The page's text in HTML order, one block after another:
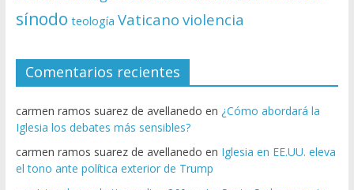
sínodo teología Vaticano violencia
Comentarios recientes
carmen ramos suarez de avellanedo en ¿Cómo abordará la
Iglesia los debates más sensibles?
carmen ramos suarez de avellanedo en Iglesia en EE.UU. eleva
el tono ante política exterior de Trump